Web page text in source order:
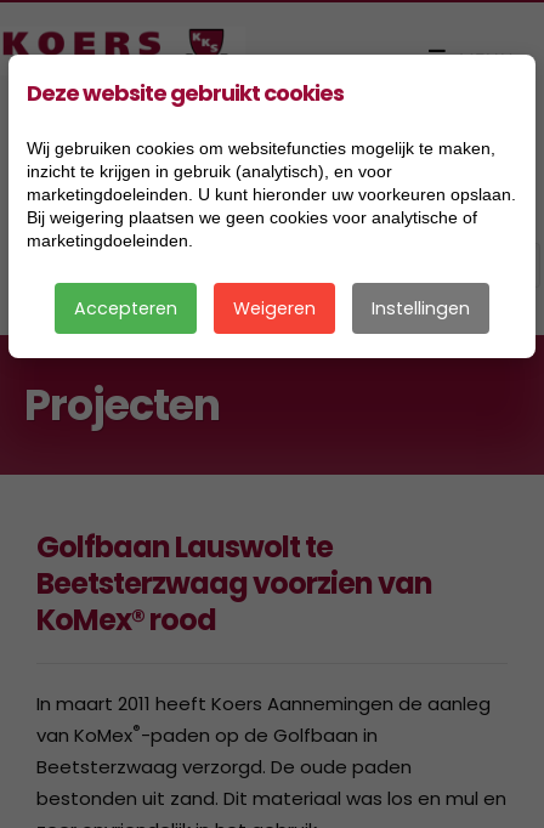
Projecten
Golfbaan Lauswolt te
Beetsterzwaag voorzien van
KoMex® rood
In maart 2011 heeft Koers Aannemingen de aanleg
van KoMex®-paden op de Golfbaan in
Beetsterzwaag verzorgd. De oude paden
bestonden uit zand. Dit materiaal was los en mul en
Deze website gebruikt cookies
Wij gebruiken cookies om websitefuncties mogelijk te maken,
inzicht te krijgen in gebruik (analytisch), en voor
marketingdoeleinden. U kunt hieronder uw voorkeuren opslaan.
Bij weigering plaatsen we geen cookies voor analytische of
marketingdoeleinden.
Accepteren Weigeren Instellingen